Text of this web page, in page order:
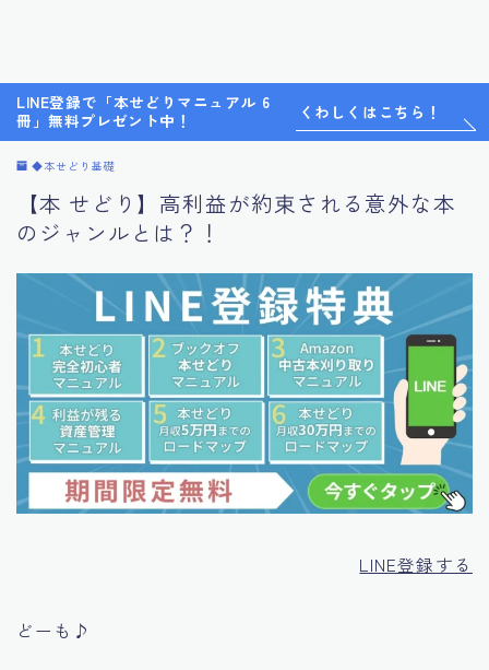
LINE登録で「本せどりマニュアル 6
冊」無料プレゼント中！
くわしくはこちら！
◆本せどり基礎
【本 せどり】高利益が約束される意外な本
のジャンルとは？！
LINE登録する
どーも♪